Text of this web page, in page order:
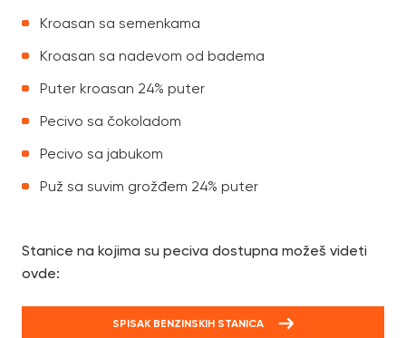
Kroasan sa semenkama
Kroasan sa nadevom od badema
Puter kroasan 24% puter
Pecivo sa čokoladom
Pecivo sa jabukom
Puž sa suvim grožđem 24% puter
Stanice na kojima su peciva dostupna možeš videti
ovde:
SPISAK BENZINSKIH STANICA